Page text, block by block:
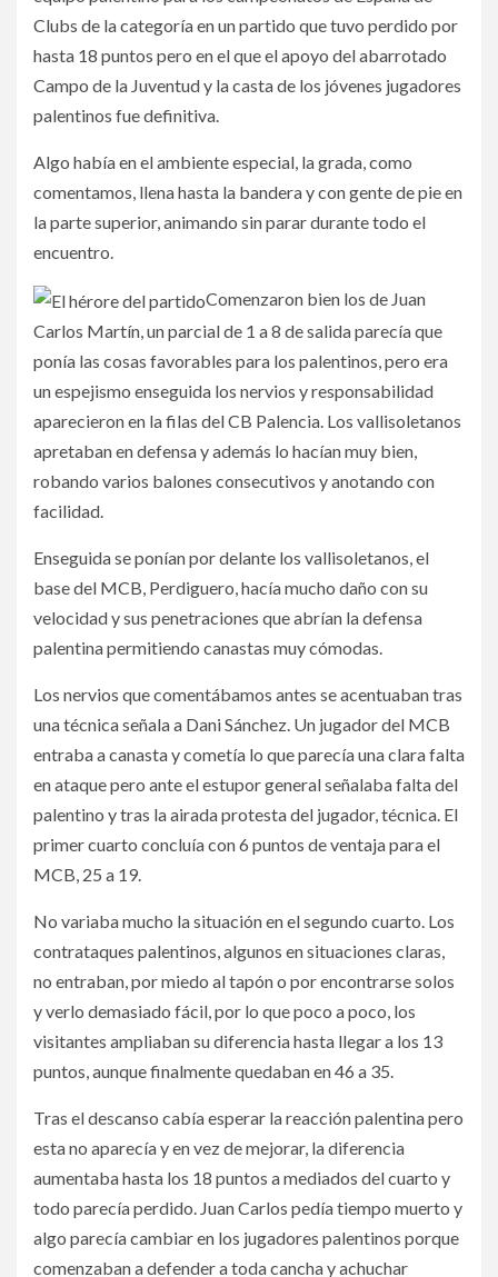
Clubs de la categoría en un partido que tuvo perdido por
hasta 18 puntos pero en el que el apoyo del abarrotado
Campo de la Juventud y la casta de los jóvenes jugadores
palentinos fue definitiva.
Algo había en el ambiente especial, la grada, como
comentamos, llena hasta la bandera y con gente de pie en
la parte superior, animando sin parar durante todo el
encuentro.
Comenzaron bien los de Juan
Carlos Martín, un parcial de 1 a 8 de salida parecía que
ponía las cosas favorables para los palentinos, pero era
un espejismo enseguida los nervios y responsabilidad
aparecieron en la filas del CB Palencia. Los vallisoletanos
apretaban en defensa y además lo hacían muy bien,
robando varios balones consecutivos y anotando con
facilidad.
Enseguida se ponían por delante los vallisoletanos, el
base del MCB, Perdiguero, hacía mucho daño con su
velocidad y sus penetraciones que abrían la defensa
palentina permitiendo canastas muy cómodas.
Los nervios que comentábamos antes se acentuaban tras
una técnica señala a Dani Sánchez. Un jugador del MCB
entraba a canasta y cometía lo que parecía una clara falta
en ataque pero ante el estupor general señalaba falta del
palentino y tras la airada protesta del jugador, técnica. El
primer cuarto concluía con 6 puntos de ventaja para el
MCB, 25 a 19.
No variaba mucho la situación en el segundo cuarto. Los
contrataques palentinos, algunos en situaciones claras,
no entraban, por miedo al tapón o por encontrarse solos
y verlo demasiado fácil, por lo que poco a poco, los
visitantes ampliaban su diferencia hasta llegar a los 13
puntos, aunque finalmente quedaban en 46 a 35.
Tras el descanso cabía esperar la reacción palentina pero
esta no aparecía y en vez de mejorar, la diferencia
aumentaba hasta los 18 puntos a mediados del cuarto y
todo parecía perdido. Juan Carlos pedía tiempo muerto y
algo parecía cambiar en los jugadores palentinos porque
comenzaban a defender a toda cancha y achuchar